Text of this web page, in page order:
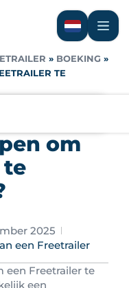
» BOEKING »
TE
om
te
2025
een Freetrailer
een Freetrailer te
een